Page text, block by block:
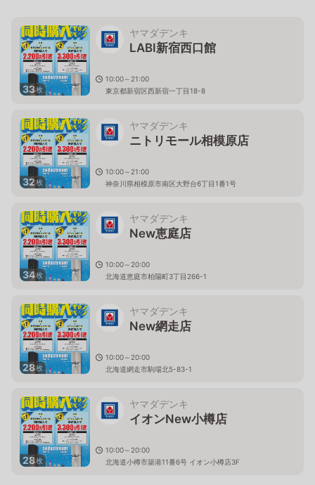
33枚
ヤマダデンキ
LABI新宿西口館
10:00～21:00
東京都新宿区西新宿一丁目18-8
32枚
ヤマダデンキ
ニトリモール相模原店
10:00～21:00
神奈川県相模原市南区大野台6丁目1番1号
34枚
ヤマダデンキ
New恵庭店
10:00～20:00
北海道恵庭市柏陽町3丁目266-1
28枚
ヤマダデンキ
New網走店
10:00～20:00
北海道網走市駒場北5-83-1
28枚
ヤマダデンキ
イオンNew小樽店
10:00～20:00
北海道小樽市築港11番6号 イオン小樽店3F